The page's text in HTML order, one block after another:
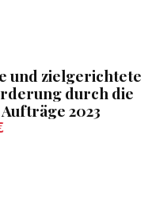
und zielgerichtete
durch die
2023